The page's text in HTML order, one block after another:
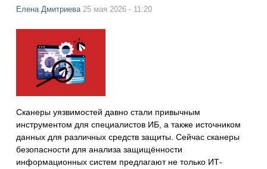
Елена Дмитриева25 мая 2026 - 11:20
Сканеры уязвимостей давно стали привычным
инструментом для специалистов ИБ, а также источником
данных для различных средств защиты. Сейчас сканеры
безопасности для анализа защищённости
информационных систем предлагают не только ИТ-